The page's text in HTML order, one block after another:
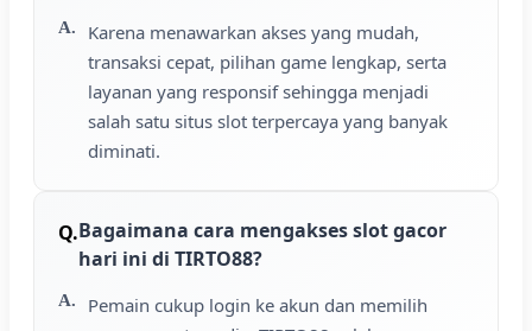
Karena menawarkan akses yang mudah,
transaksi cepat, pilihan game lengkap, serta
layanan yang responsif sehingga menjadi
salah satu situs slot terpercaya yang banyak
diminati.
Bagaimana cara mengakses slot gacor
hari ini di TIRTO88?
Pemain cukup login ke akun dan memilih